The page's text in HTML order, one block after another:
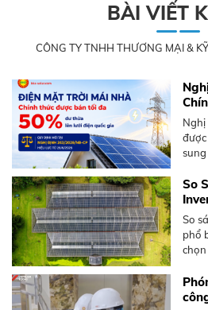
BÀI VIẾT
CÔNG TY TNHH THƯƠNG MẠI &
đa
nhà
mái
điện
So
So
phổ
từ